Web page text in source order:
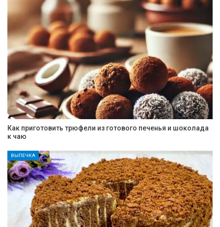
Как приготовить трюфели из готового печенья и шоколада
к чаю
ВЫПЕЧКА